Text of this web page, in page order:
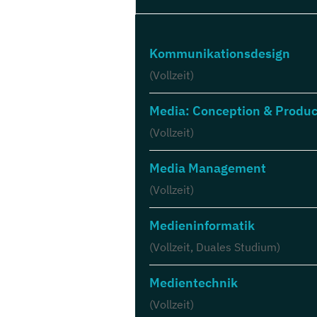
Kommunikationsdesign
(Vollzeit)
Media: Conception &
(Vollzeit)
Media Management
(Vollzeit)
Medieninformatik
(Vollzeit, Duales Studium)
Medientechnik
(Vollzeit)